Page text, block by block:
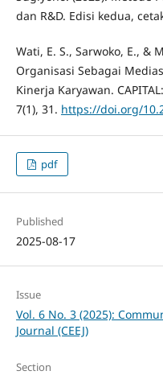
dan R&D. Edisi kedua,
Wati, E. S., Sarwoko, E., &
Organisasi Sebagai
Kinerja Karyawan.
7(1), 31. https://doi.org/
pdf
Published
2025-08-17
Issue
Vol. 6 No. 3 (2025):
Journal (CEEJ)
Section